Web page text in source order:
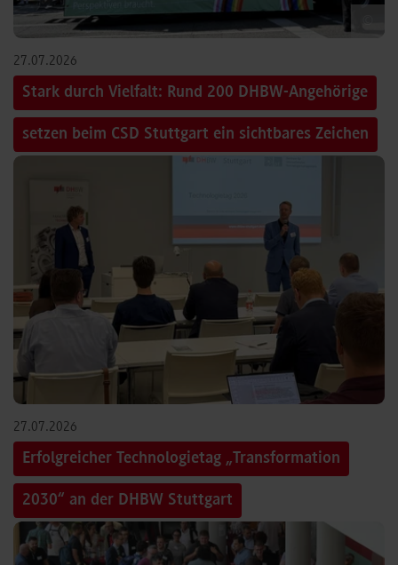
27.07.2026
Stark durch Vielfalt: Rund 200 DHBW-Angehörige
setzen beim CSD Stuttgart ein sichtbares Zeichen
27.07.2026
Erfolgreicher Technologietag „Transformation
2030“ an der DHBW Stuttgart